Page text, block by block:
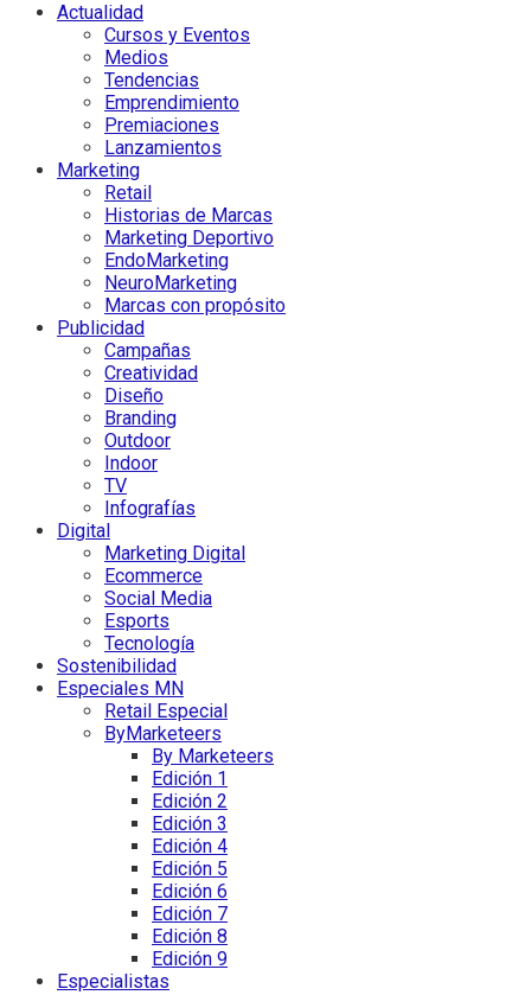
Actualidad
Cursos y Eventos
Medios
Tendencias
Emprendimiento
Premiaciones
Lanzamientos
Marketing
Retail
Historias de Marcas
Marketing Deportivo
EndoMarketing
NeuroMarketing
Marcas con propósito
Publicidad
Campañas
Creatividad
Diseño
Branding
Outdoor
Indoor
TV
Infografías
Digital
Marketing Digital
Ecommerce
Social Media
Esports
Tecnología
Sostenibilidad
Especiales MN
Retail Especial
ByMarketeers
By Marketeers
Edición 1
Edición 2
Edición 3
Edición 4
Edición 5
Edición 6
Edición 7
Edición 8
Edición 9
Especialistas